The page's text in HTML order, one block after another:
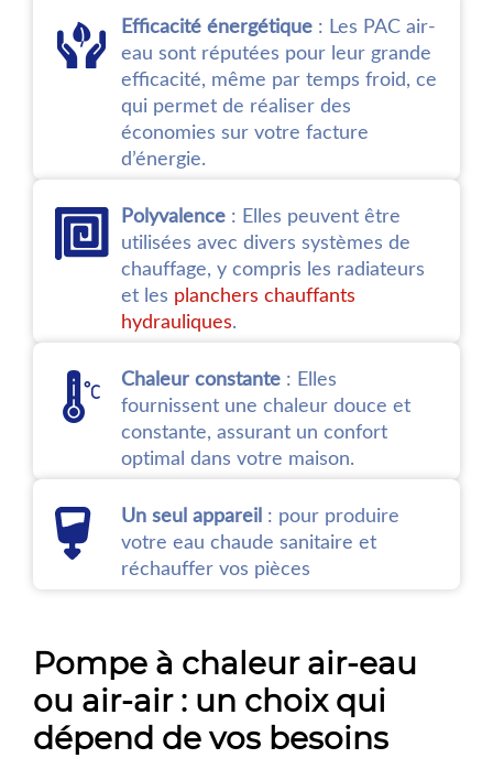
Efficacité énergétique : Les PAC air-
eau sont réputées pour leur grande
efficacité, même par temps froid, ce
qui permet de réaliser des
économies sur votre facture
d’énergie.
Polyvalence : Elles peuvent être
utilisées avec divers systèmes de
chauffage, y compris les radiateurs
et les planchers chauffants
hydrauliques.
Chaleur constante : Elles
fournissent une chaleur douce et
constante, assurant un confort
optimal dans votre maison.
Un seul appareil : pour produire
votre eau chaude sanitaire et
réchauffer vos pièces
Pompe à chaleur air-eau
ou air-air : un choix qui
dépend de vos besoins